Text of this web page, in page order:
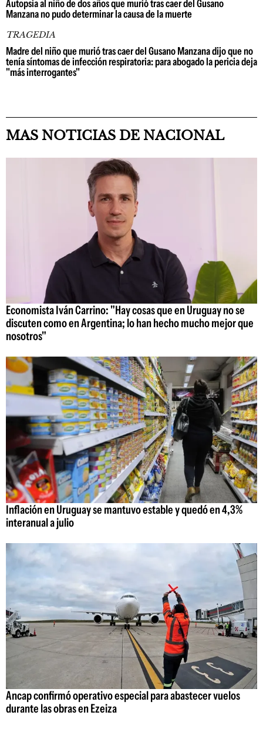
Autopsia al niño de dos años que murió tras caer del Gusano
Manzana no pudo determinar la causa de la muerte
TRAGEDIA
Madre del niño que murió tras caer del Gusano Manzana dijo que no
tenía síntomas de infección respiratoria: para abogado la pericia deja
"más interrogantes"
MAS NOTICIAS DE NACIONAL
Economista Iván Carrino: "Hay cosas que en Uruguay no se
discuten como en Argentina; lo han hecho mucho mejor que
nosotros"
Inflación en Uruguay se mantuvo estable y quedó en 4,3%
interanual a julio
Ancap confirmó operativo especial para abastecer vuelos
durante las obras en Ezeiza